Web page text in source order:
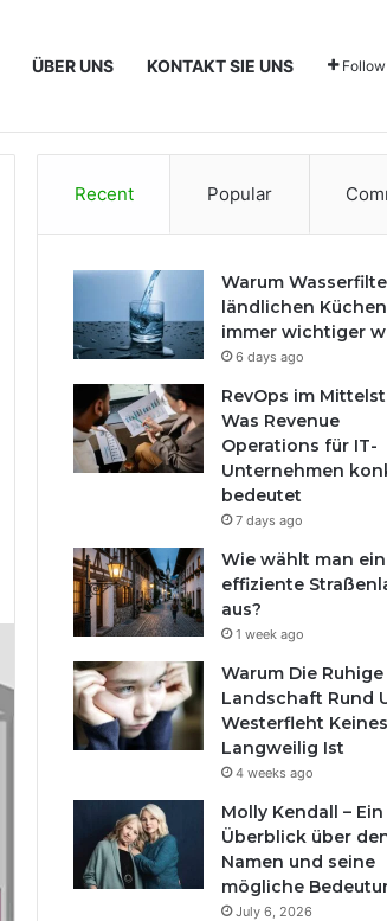
ÜBER UNS KONTAKT SIE UNS Follow
Recent Popular
Warum
ländlichen Küchen
immer wichtiger
6 days ago
RevOps im
Was Revenue
Operations für IT-
Unternehmen
bedeutet
7 days ago
Wie wählt man
effiziente
aus?
1 week ago
Warum Die Ruhige
Landschaft Rund
Westerfleht
Langweilig Ist
4 weeks ago
Molly Kendall – Ein
Überblick über
Namen und seine
mögliche
July 6, 2026